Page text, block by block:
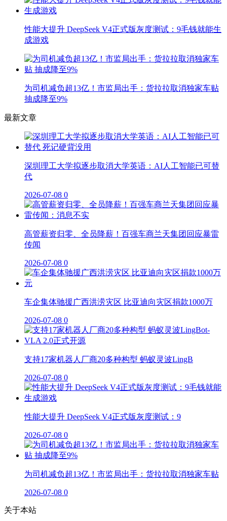
性能大提升 DeepSeek V4正式版灰度测试：9毛钱就能生
成游戏
为司机减负超13亿！市监局出手：货拉拉取消独家车贴
抽成降至9%
最新文章
深圳理工大学拟逐步取消大学英语：AI人工智能已可替
代
2026-07-08 0
高管薪资归零、全员降薪！百强车商兰天集团回应暴雷
传闻
2026-07-08 0
车企集体驰援广西洪涝灾区 比亚迪向灾区捐款1000万
2026-07-08 0
支持17家机器人厂商20多种构型 蚂蚁灵波LingB
2026-07-08 0
性能大提升 DeepSeek V4正式版灰度测试：9
2026-07-08 0
为司机减负超13亿！市监局出手：货拉拉取消独家车贴
2026-07-08 0
关于本站